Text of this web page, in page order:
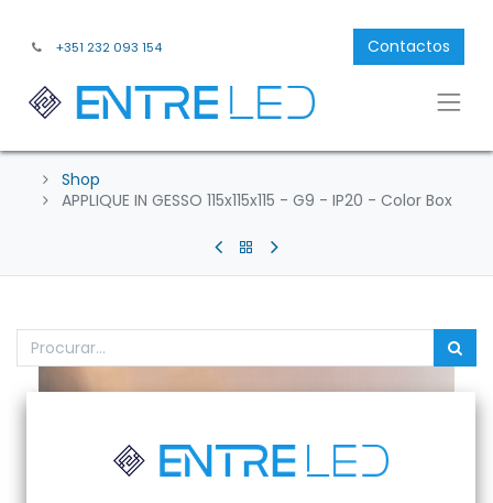
+351 232 093 154 Contactos
Shop
APPLIQUE IN GESSO 115x115x115 - G9 - IP20 - Color Box